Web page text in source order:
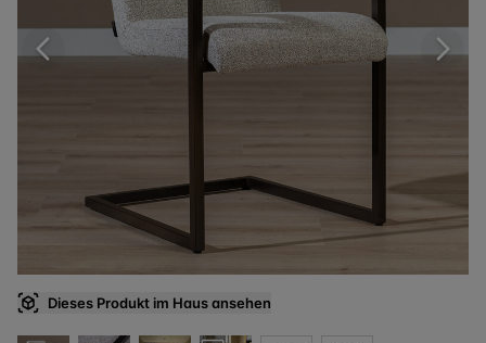
Dieses Produkt im Haus ansehen